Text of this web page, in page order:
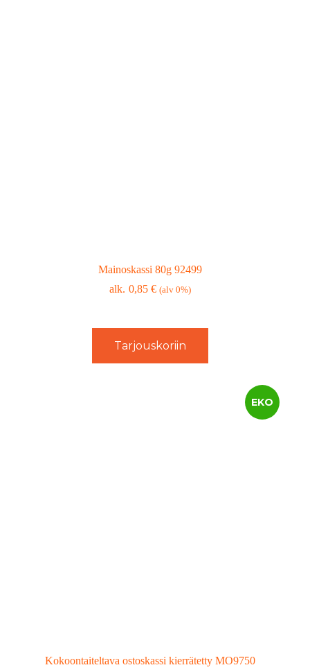
Mainoskassi 80g 92499
0,85€ (alv 0%)
Tarjouskoriin
EKO
Kokoontaiteltava ostoskassi kierrätetty MO9750